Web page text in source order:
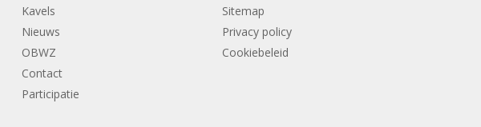
Kavels
Nieuws
OBWZ
Contact
Participatie
Sitemap
Privacy policy
Cookiebeleid